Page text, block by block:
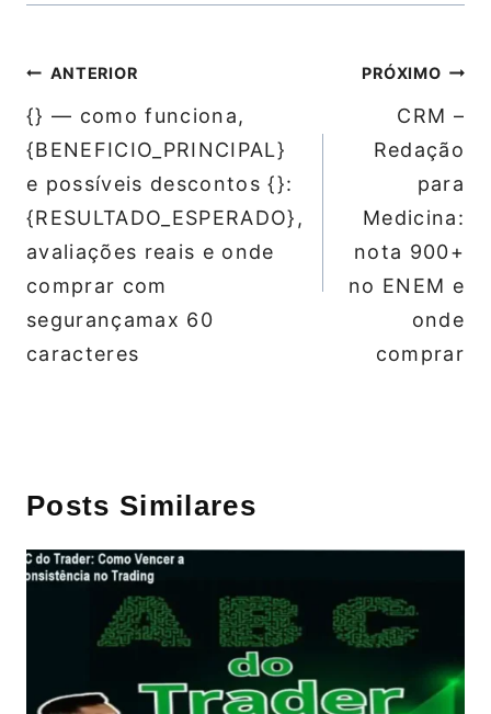
Navegação
de
Post
ANTERIOR
{} — como funciona,
{BENEFICIO_PRINCIPAL}
e possíveis descontos {}:
{RESULTADO_ESPERADO},
avaliações reais e onde
comprar com
segurançamax 60
caracteres
PRÓXIMO
CRM –
Redação
para
Medicina:
nota 900+
no ENEM e
onde
comprar
Posts Similares